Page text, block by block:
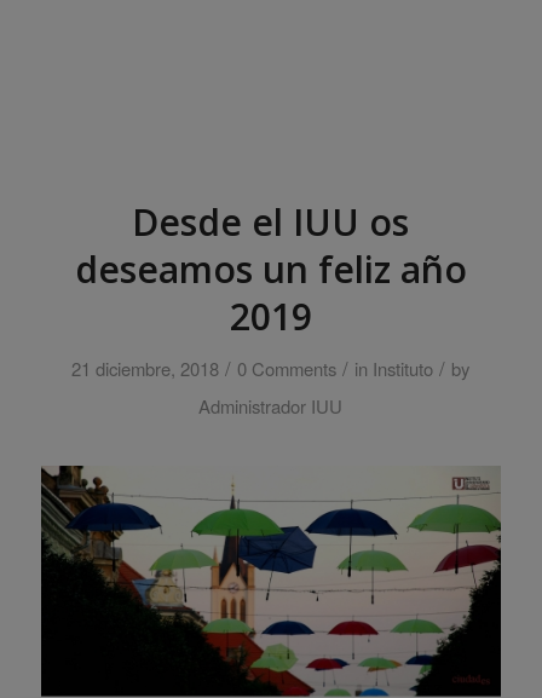
Desde el IUU os
deseamos un feliz año
2019
21 diciembre, 2018 / 0 Comments / in Instituto / by
Administrador IUU